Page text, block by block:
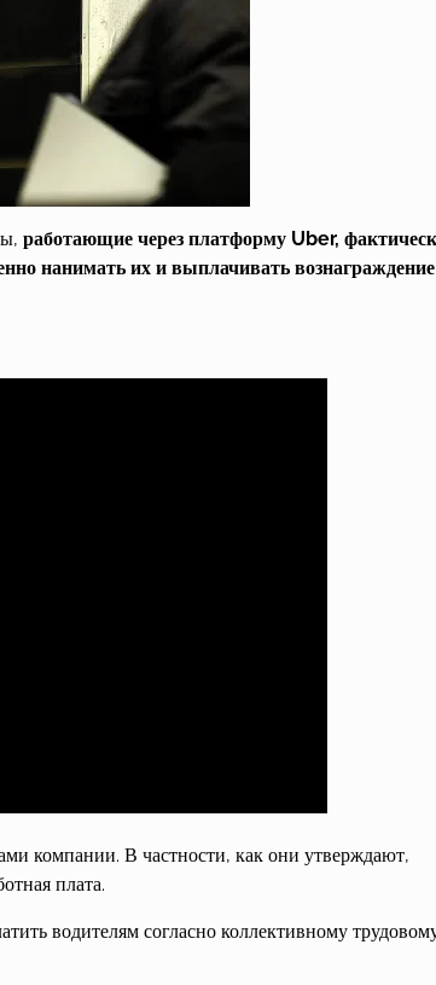
работающие через платформу Uber,
нанимать их и выплачивать
компании. В частности, как они утверждают,
плата.
водителям согласно коллективному